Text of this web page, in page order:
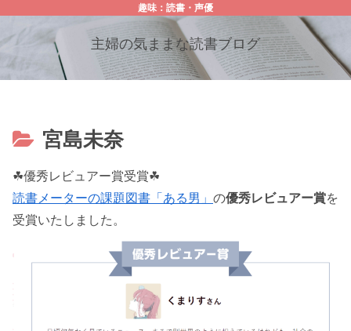
趣味：読書・声優
主婦の気ままな読書ブログ
宮島未奈
☘優秀レビュアー賞受賞☘
読書メーターの課題図書「ある男」 の優秀レビュアー賞を
受賞いたしました。